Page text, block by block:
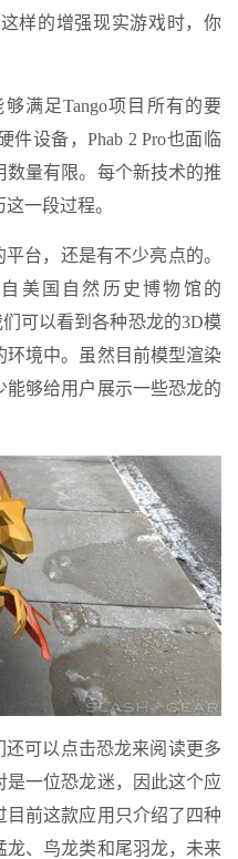
样的增强现实游戏时，你
够满足Tango项目所有的要
件设备，Phab 2 Pro也面临
量有限。每个新技术的推
一段过程。
台，还是有不少亮点的。
美国自然历史博物馆的
们可以看到各种恐龙的3D模
环境中。虽然目前模型渲染
够给用户展示一些恐龙的
可以点击恐龙来阅读更多
一位恐龙迷，因此这个应
前这款应用只介绍了四种
、鸟龙类和尾羽龙，未来